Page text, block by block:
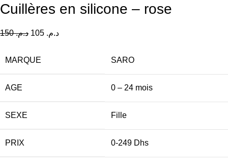
Cuillères en silicone – rose
د.م.150 د.م.
MARQUE SARO
AGE 0 – 24 mois
SEXE Fille
PRIX 0-249 Dhs